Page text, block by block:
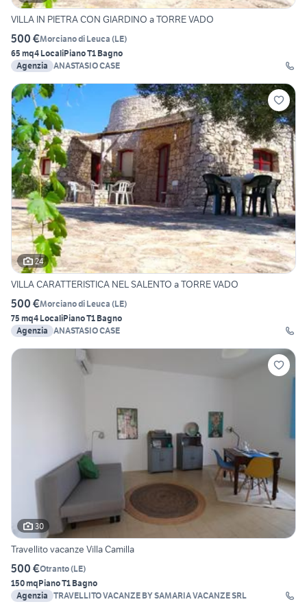
VILLA IN PIETRA CON GIARDINO a TORRE VADO
500 €Morciano di Leuca (LE)
65 mq4 LocaliPiano T1 Bagno
Agenzia ANASTASIO CASE
24
VILLA CARATTERISTICA NEL SALENTO a TORRE VADO
500 €Morciano di Leuca (LE)
75 mq4 LocaliPiano T1 Bagno
Agenzia ANASTASIO CASE
30
Travellito vacanze Villa Camilla
500 €Otranto(LE)
150 mqPiano T1 Bagno
Agenzia TRAVELLITO VACANZE BY SAMARIA VACANZE SRL